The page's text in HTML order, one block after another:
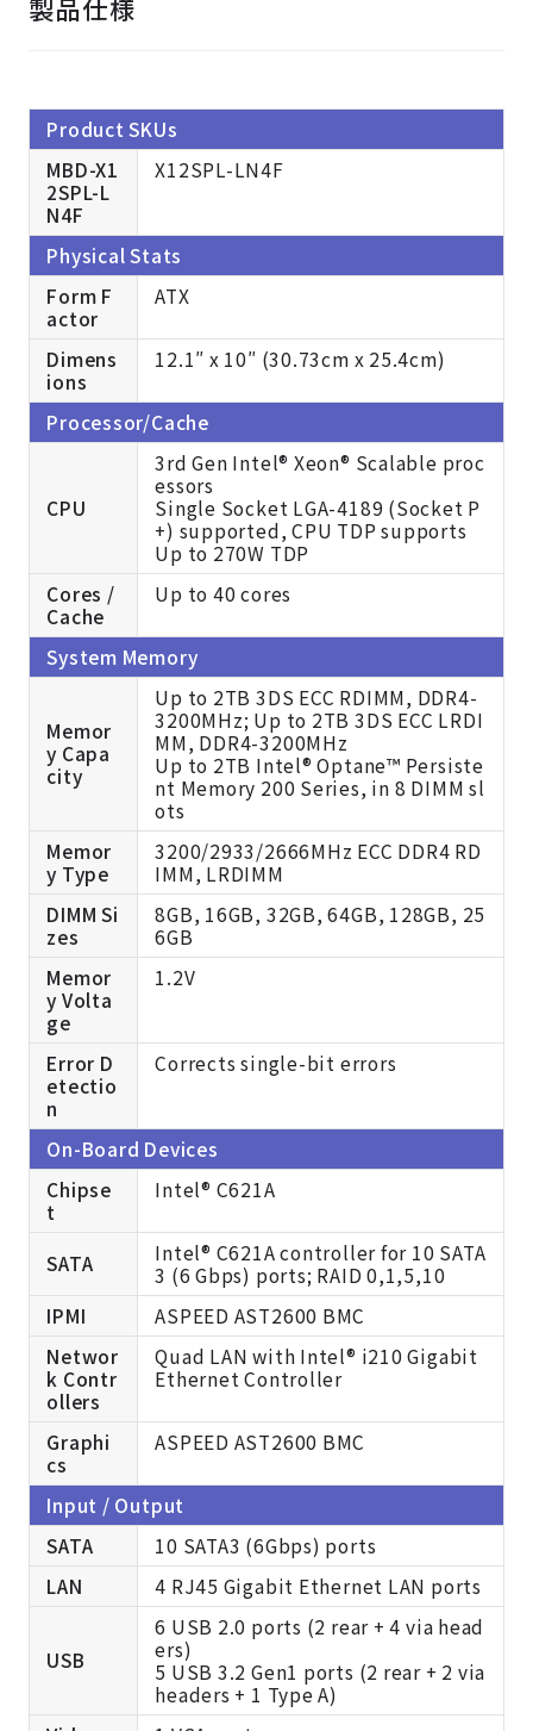
製品仕様
Product SKUs
MBD-X1
2SPL-L
N4F
X12SPL-LN4F
Physical Stats
Form F
actor
ATX
Dimens
ions
12.1″ x 10″ (30.73cm x 25.4cm)
Processor/Cache
CPU
3rd Gen Intel® Xeon® Scalable proc
essors
Single Socket LGA-4189 (Socket P
+) supported, CPU TDP supports
Up to 270W TDP
Cores /
Cache
Up to 40 cores
System Memory
Memor
y Capa
city
Up to 2TB 3DS ECC RDIMM, DDR4-
3200MHz; Up to 2TB 3DS ECC LRDI
MM, DDR4-3200MHz
Up to 2TB Intel® Optane™ Persiste
nt Memory 200 Series, in 8 DIMM sl
ots
Memor
y Type
3200/2933/2666MHz ECC DDR4 RD
IMM, LRDIMM
DIMM Si
zes
8GB, 16GB, 32GB, 64GB, 128GB, 25
6GB
Memor
y Volta
ge
1.2V
Error D
etectio
n
Corrects single-bit errors
On-Board Devices
Chipse
t
Intel® C621A
SATA
Intel® C621A controller for 10 SATA
3 (6 Gbps) ports; RAID 0,1,5,10
IPMI
ASPEED AST2600 BMC
Networ
k Contr
ollers
Quad LAN with Intel® i210 Gigabit
Ethernet Controller
Graphi
cs
ASPEED AST2600 BMC
Input / Output
SATA
10 SATA3 (6Gbps) ports
LAN
4 RJ45 Gigabit Ethernet LAN ports
USB
6 USB 2.0 ports (2 rear + 4 via head
ers)
5 USB 3.2 Gen1 ports (2 rear + 2 via
headers + 1 Type A)